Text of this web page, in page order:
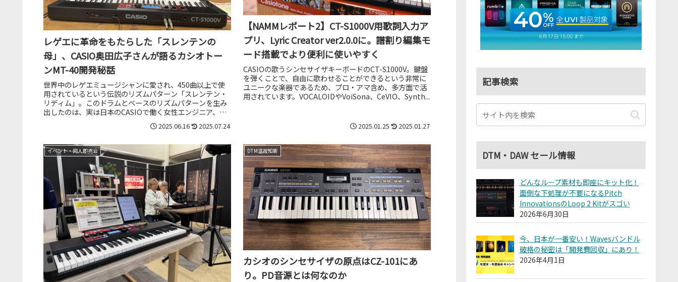
レゲエに革命をもたらした「スレンテンの
母」、CASIO奥田広子さんが語るカシオトー
ンMT-40開発秘話
世界中のレゲエミュージシャンに愛され、450曲以上で使
用されているという伝説のリズムパターン「スレンテン・
リディム」。このドラムとベースのリズムパターンを生み
出したのは、実は日本のCASIOで働く女性エンジニア、奥
2025.06.16 2025.07.24
【NAMMレポート2】CT-S1000V用歌詞入力ア
プリ、Lyric Creator ver2.0.0に。譜割り編集モ
ード搭載でより便利に使いやすく
CASIOの歌うシンセサイザキーボードのCT-S1000V。鍵盤
を弾くことで、自由に歌わせることができるという非常に
ユニークな楽器であるため、プロ・アマ含め、多方面で活
用されています。VOCALOIDやVoiSona、CeVIO、Synth...
2025.01.25 2025.01.27
イベント・同人即売会 DTM温故知新
カシオのシンセサイザの原点はCZ-101にあ
り。PD音源とは何なのか
記事検索
DTM・DAW セール情報
どんなループ素材も即座にキット化！
面倒な下処理が不要になるPitch
InnovationsのLoop 2 Kitがスゴい
2026年6月30日
今、日本が一番安い！Wavesバンドル
破格の秘密は「開発費回収」にあり！
2026年4月1日